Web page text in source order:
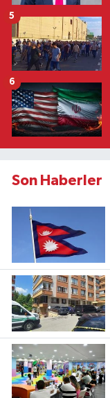
5
6
Son Haberler